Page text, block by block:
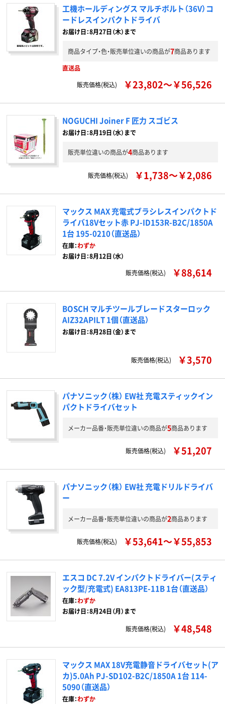
工機ホールディングス マルチボルト（36V）コ
ードレスインパクトドライバ
お届け日：8月27日（木）まで
商品タイプ・色・販売単位違いの商品が7商品あります
直送品
販売価格(税込)
￥23,802～￥56,526
NOGUCHI Joiner F 匠力 スゴビス
お届け日：8月19日（水）まで
販売単位違いの商品が4商品あります
販売価格(税込) ￥1,738～￥2,086
マックス MAX 充電式ブラシレスインパクトド
ライバ18Vセット赤 PJ-ID153R-B2C/1850A
1台 195-0210（直送品）
在庫：わずか
お届け日：8月12日（水）
販売価格(税込)
￥88,614
BOSCH マルチツールブレードスターロック
AIZ32APILT 1個（直送品）
お届け日：8月28日（金）まで
販売価格(税込) ￥3,570
パナソニック（株） EW社 充電スティックイン
パクトドライバセット
メーカー品番・販売単位違いの商品が5商品あります
販売価格(税込) ￥51,207
パナソニック（株） EW社 充電ドリルドライバ
ー
メーカー品番・販売単位違いの商品が2商品あります
販売価格(税込) ￥53,641～￥55,853
エスコ DC 7.2V インパクトドライバー(スティ
ック型/充電式) EA813PE-11B 1台（直送品）
在庫：わずか
お届け日：8月24日（月）まで
販売価格(税込) ￥48,548
マックス MAX 18V充電静音ドライバセット(ア
カ)5.0Ah PJ-SD102-B2C/1850A 1台 114-
5090（直送品）
在庫：わずか